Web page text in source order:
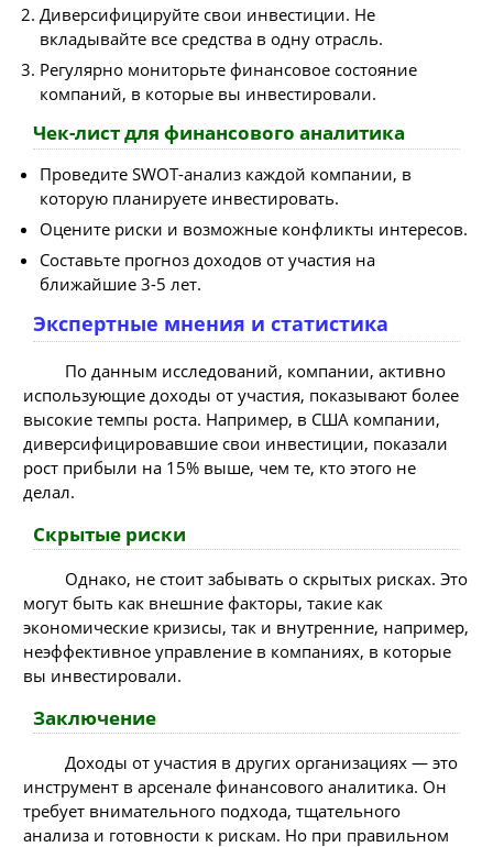
Диверсифицируйте свои инвестиции. Не
вкладывайте все средства в одну отрасль.
Регулярно мониторьте финансовое состояние
компаний, в которые вы инвестировали.
Чек-лист для финансового аналитика
Проведите SWOT-анализ каждой компании, в
которую планируете инвестировать.
Оцените риски и возможные конфликты интересов.
Составьте прогноз доходов от участия на
ближайшие 3-5 лет.
Экспертные мнения и статистика
По данным исследований, компании, активно
использующие доходы от участия, показывают более
высокие темпы роста. Например, в США компании,
диверсифицировавшие свои инвестиции, показали
рост прибыли на 15% выше, чем те, кто этого не
делал.
Скрытые риски
Однако, не стоит забывать о скрытых рисках. Это
могут быть как внешние факторы, такие как
экономические кризисы, так и внутренние, например,
неэффективное управление в компаниях, в которые
вы инвестировали.
Заключение
Доходы от участия в других организациях — это
инструмент в арсенале финансового аналитика. Он
требует внимательного подхода, тщательного
анализа и готовности к рискам. Но при правильном